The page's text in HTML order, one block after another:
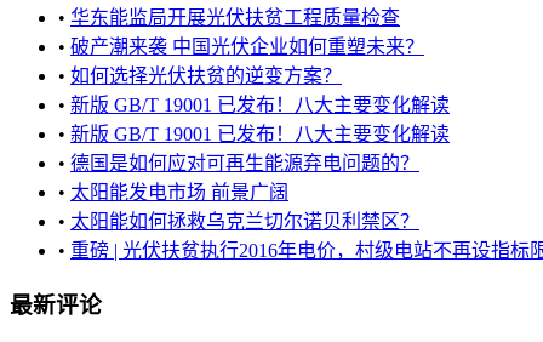
• 华东能监局开展光伏扶贫工程质量检查
• 破产潮来袭 中国光伏企业如何重塑未来？
• 如何选择光伏扶贫的逆变方案？
• 新版 GB/T 19001 已发布！八大主要变化解读
• 新版 GB/T 19001 已发布！八大主要变化解读
• 德国是如何应对可再生能源弃电问题的？
• 太阳能发电市场 前景广阔
• 太阳能如何拯救乌克兰切尔诺贝利禁区？
• 重磅 | 光伏扶贫执行2016年电价，村级电站不再设指标
最新评论